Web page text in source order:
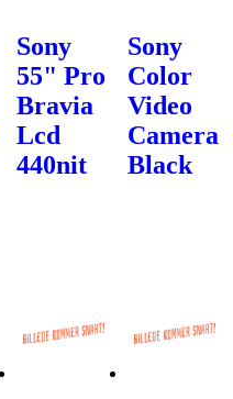
Sony
55" Pro
Bravia
Lcd
440nit
Sony
Color
Video
Camera
Black